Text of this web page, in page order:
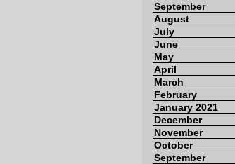
September
August
July
June
May
April
March
February
January 2021
December
November
October
September